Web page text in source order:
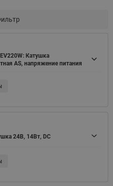
Катушка
AS, напряжение питания
24В, 14Вт, DC